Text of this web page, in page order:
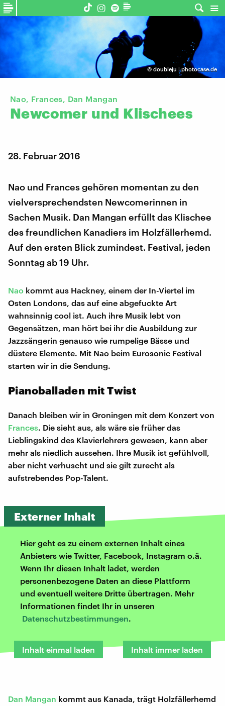
© doubleju | photocase.de
Nao, Frances, Dan Mangan
Newcomer und Klischees
28. Februar 2016
Nao und Frances gehören momentan zu den
vielversprechendsten Newcomerinnen in
Sachen Musik. Dan Mangan erfüllt das Klischee
des freundlichen Kanadiers im Holzfällerhemd.
Auf den ersten Blick zumindest. Festival, jeden
Sonntag ab 19 Uhr.
Nao kommt aus Hackney, einem der In-Viertel im
Osten Londons, das auf eine abgefuckte Art
wahnsinnig cool ist. Auch ihre Musik lebt von
Gegensätzen, man hört bei ihr die Ausbildung zur
Jazzsängerin genauso wie rumpelige Bässe und
düstere Elemente. Mit Nao beim Eurosonic Festival
starten wir in die Sendung.
Pianoballaden mit Twist
Danach bleiben wir in Groningen mit dem Konzert von
Frances. Die sieht aus, als wäre sie früher das
Lieblingskind des Klavierlehrers gewesen, kann aber
mehr als niedlich aussehen. Ihre Musik ist gefühlvoll,
aber nicht verhuscht und sie gilt zurecht als
aufstrebendes Pop-Talent.
Externer Inhalt
Hier geht es zu einem externen Inhalt eines
Anbieters wie Twitter, Facebook, Instagram o.ä.
Wenn Ihr diesen Inhalt ladet, werden
personenbezogene Daten an diese Plattform
und eventuell weitere Dritte übertragen. Mehr
Informationen findet Ihr in unseren
Datenschutzbestimmungen.
Inhalt einmal laden Inhalt immer laden
Dan Mangan kommt aus Kanada, trägt Holzfällerhemd